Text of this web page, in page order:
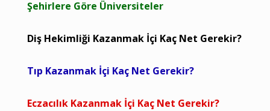
Şehirlere Göre Üniversiteler
Diş Hekimliği Kazanmak İçi Kaç Net Gerekir?
Tıp Kazanmak İçi Kaç Net Gerekir?
Eczacılık Kazanmak İçi Kaç Net Gerekir?